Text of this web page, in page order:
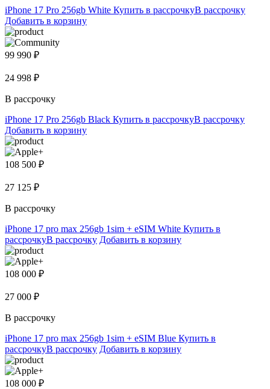
iPhone 17 Pro 256gb White Купить в рассрочкуВ рассрочку
Добавить в корзину
99 990 ₽
24 998 ₽
В рассрочку
iPhone 17 Pro 256gb Black Купить в рассрочкуВ рассрочку
Добавить в корзину
108 500 ₽
27 125 ₽
В рассрочку
iPhone 17 pro max 256gb 1sim + eSIM White Купить в
рассрочкуВ рассрочку Добавить в корзину
108 000 ₽
27 000 ₽
В рассрочку
iPhone 17 pro max 256gb 1sim + eSIM Blue Купить в
рассрочкуВ рассрочку Добавить в корзину
108 000 ₽